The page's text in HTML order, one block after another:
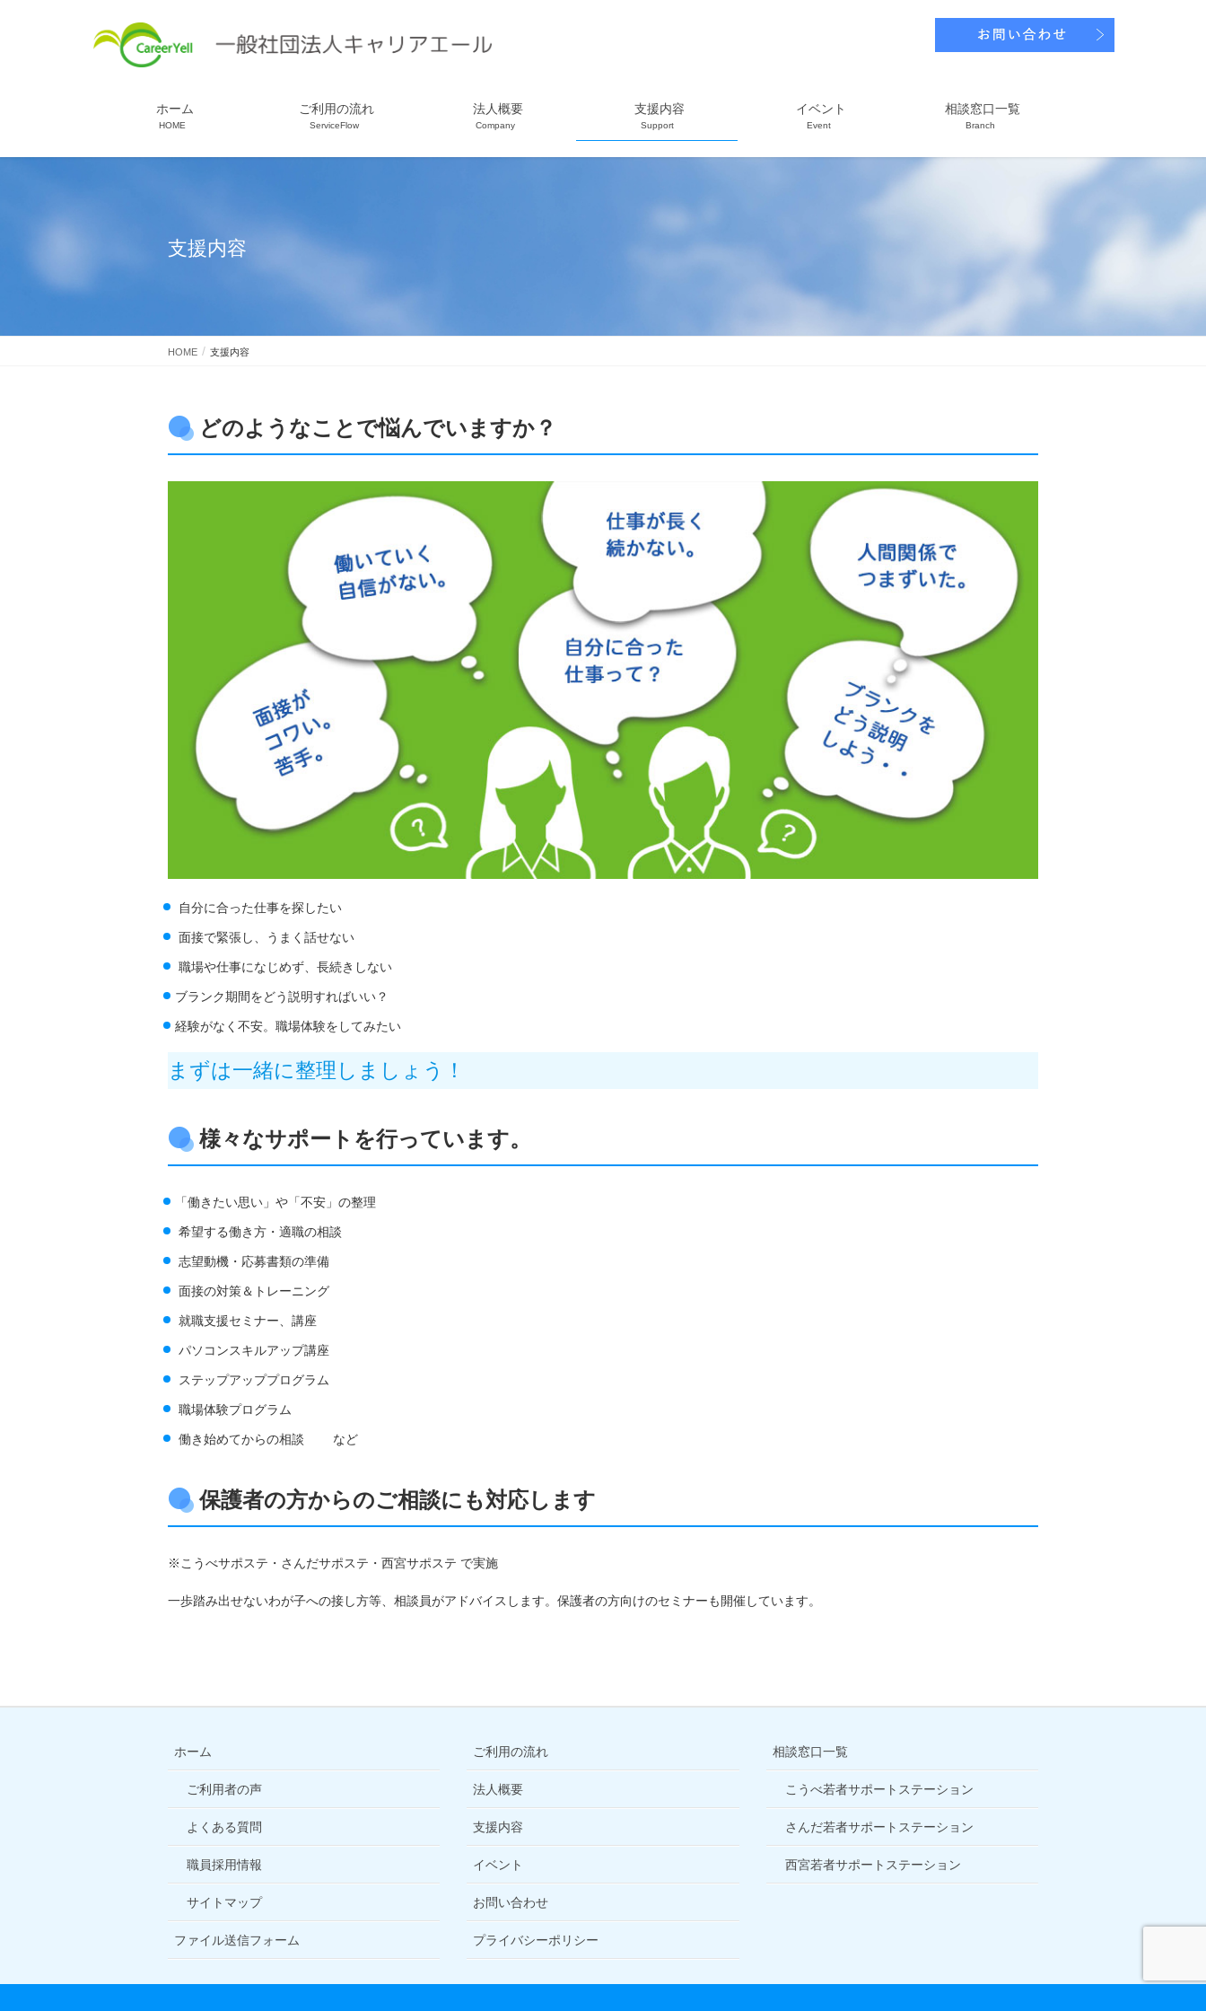
ホーム
HOME
ご利用の流れ
ServiceFlow
法人概要
Company
支援内容
Support
イベント
Event
相談窓口一覧
Branch
支援内容
HOME 支援内容
どのようなことで悩んでいますか？
自分に合った仕事を探したい
面接で緊張し、うまく話せない
職場や仕事になじめず、長続きしない
ブランク期間をどう説明すればいい？
経験がなく不安。職場体験をしてみたい
まずは一緒に整理しましょう！
様々なサポートを行っています。
「働きたい思い」や「不安」の整理
希望する働き方・適職の相談
志望動機・応募書類の準備
面接の対策＆トレーニング
就職支援セミナー、講座
パソコンスキルアップ講座
ステップアッププログラム
職場体験プログラム
働き始めてからの相談 など
保護者の方からのご相談にも対応します
※こうべサポステ・さんだサポステ・西宮サポステ で実施
一歩踏み出せないわが子への接し方等、相談員がアドバイスします。保護者の方向けのセミナーも開催しています。
ホーム
ご利用者の声
よくある質問
職員採用情報
サイトマップ
ファイル送信フォーム
ご利用の流れ
法人概要
支援内容
イベント
お問い合わせ
プライバシーポリシー
相談窓口一覧
こうべ若者サポートステーション
さんだ若者サポートステーション
西宮若者サポートステーション